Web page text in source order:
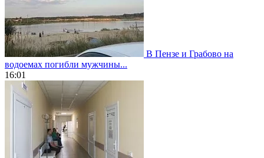
В Пензе и Грабово на
водоемах погибли мужчины...
16:01